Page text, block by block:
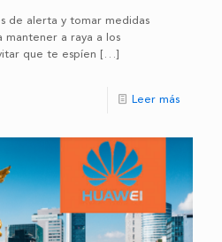
de alerta y tomar medidas
mantener a raya a los
que te espíen […]
Leer más